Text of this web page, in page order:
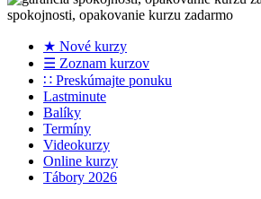
spokojnosti, opakovanie kurzu zadarmo
★ Nové kurzy
☰ Zoznam kurzov
∷ Preskúmajte ponuku
Lastminute
Balíky
Termíny
Videokurzy
Online kurzy
Tábory 2026